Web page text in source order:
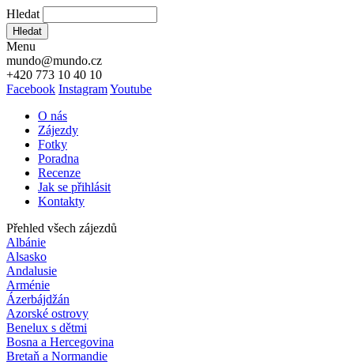
Hledat
Hledat
Menu
mundo@mundo.cz
+420 773 10 40 10
Facebook InstagramYoutube
O nás
Zájezdy
Fotky
Poradna
Recenze
Jak se přihlásit
Kontakty
Přehled všech zájezdů
Albánie
Alsasko
Andalusie
Arménie
Ázerbájdžán
Azorské ostrovy
Benelux s dětmi
Bosna a Hercegovina
Bretaň a Normandie